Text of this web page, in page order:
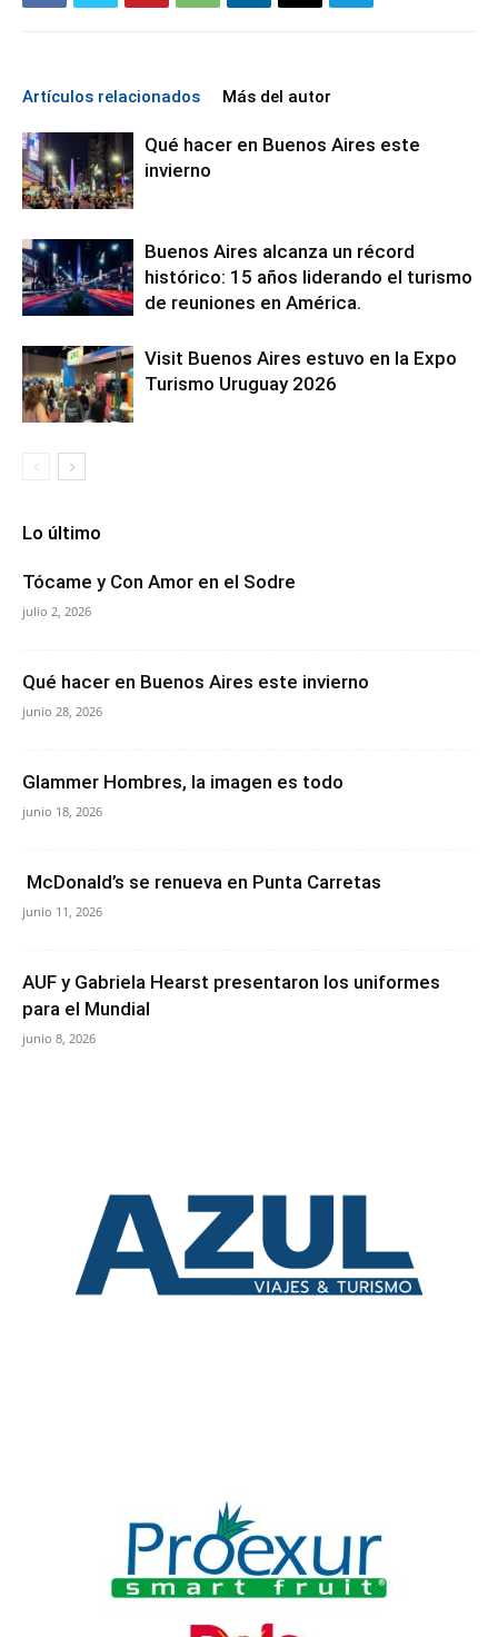
Artículos relacionados Más del autor
Qué hacer en Buenos Aires este
invierno
Buenos Aires alcanza un récord
histórico: 15 años liderando el turismo
de reuniones en América.
Visit Buenos Aires estuvo en la Expo
Turismo Uruguay 2026
Lo último
Tócame y Con Amor en el Sodre
julio 2, 2026
Qué hacer en Buenos Aires este invierno
junio 28, 2026
Glammer Hombres, la imagen es todo
junio 18, 2026
McDonald’s se renueva en Punta Carretas
junio 11, 2026
AUF y Gabriela Hearst presentaron los uniformes
para el Mundial
junio 8, 2026